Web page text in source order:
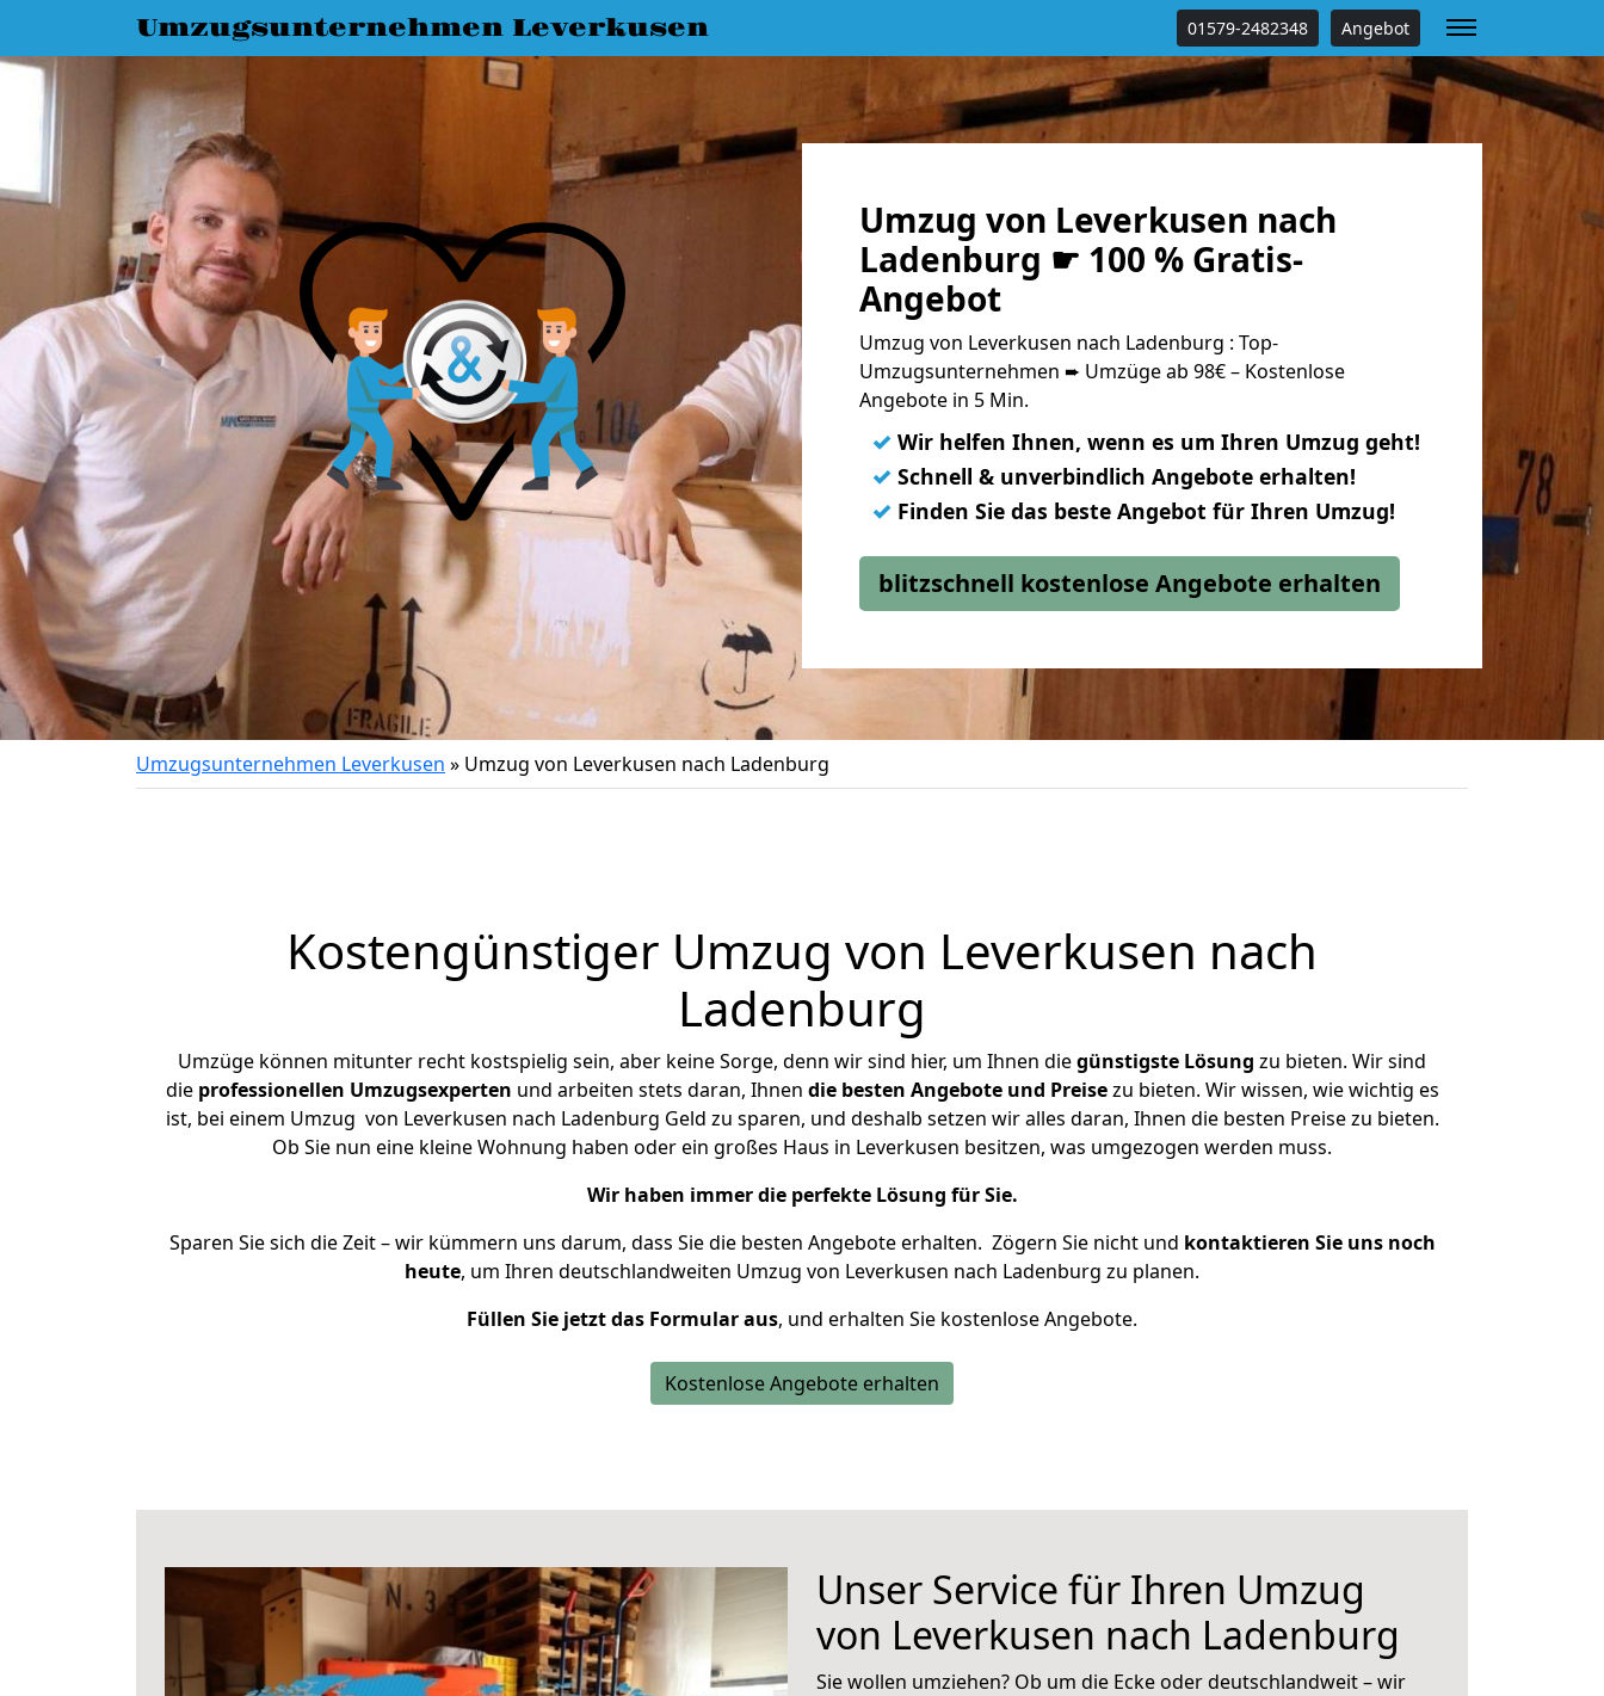
Umzugsunternehmen Leverkusen 01579-2482348 Angebot
Umzug von Leverkusen nach
Ladenburg ☛ 100 % Gratis-
Angebot
Umzug von Leverkusen nach Ladenburg : Top-
Umzugsunternehmen ➨ Umzüge ab 98€ – Kostenlose
Angebote in 5 Min.
✓ Wir helfen Ihnen, wenn es um Ihren Umzug geht!
✓ Schnell & unverbindlich Angebote erhalten!
✓ Finden Sie das beste Angebot für Ihren Umzug!
blitzschnell kostenlose Angebote erhalten
Umzugsunternehmen Leverkusen » Umzug von Leverkusen nach Ladenburg
Kostengünstiger Umzug von Leverkusen nach
Ladenburg
Umzüge können mitunter recht kostspielig sein, aber keine Sorge, denn wir sind hier, um Ihnen diegünstigste Lösung zu bieten. Wir sind
die professionellen Umzugsexperten und arbeiten stets daran, Ihnen die besten Angebote und Preisezu bieten. Wir wissen, wie wichtig es
ist, bei einem Umzug von Leverkusen nach Ladenburg Geld zu sparen, und deshalb setzen wir alles daran, Ihnen die besten Preise zu bieten.
Ob Sie nun eine kleine Wohnung haben oder ein großes Haus in Leverkusen besitzen, was umgezogen werden muss.
Wir haben immer die perfekte Lösung für Sie.
Sparen Sie sich die Zeit – wir kümmern uns darum, dass Sie die besten Angebote erhalten. Zögern Sie nicht und kontaktieren Sie uns noch
heute, um Ihren deutschlandweiten Umzug von Leverkusen nach Ladenburg zu planen.
Füllen Sie jetzt das Formular aus, und erhalten Sie kostenlose Angebote.
Kostenlose Angebote erhalten
Unser Service für Ihren Umzug
von Leverkusen nach Ladenburg
Sie wollen umziehen? Ob um die Ecke oder deutschlandweit – wir